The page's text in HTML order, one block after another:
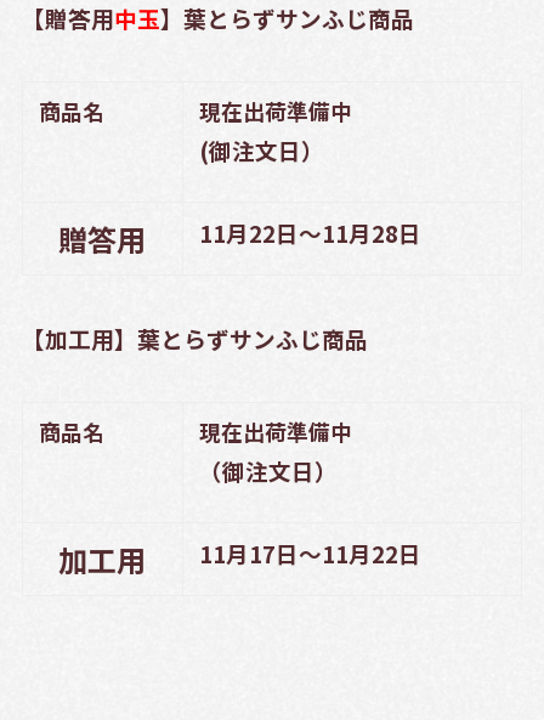
【贈答用中玉】葉とらずサンふじ商品
商品名 現在出荷準備中
(御注文日）
贈答用 11月22日～11月28日
【加工用】葉とらずサンふじ商品
商品名 現在出荷準備中
（御注文日）
加工用 11月17日～11月22日